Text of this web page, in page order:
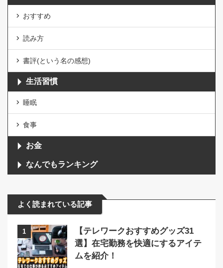
おすすめ
読み方
書評(という名の感想)
生活習慣
睡眠
食事
お金
なんでもランキング
よく読まれている記事
1
【テレワークおすすめグッズ31
選】在宅勤務を快適にするアイテ
ムを紹介！